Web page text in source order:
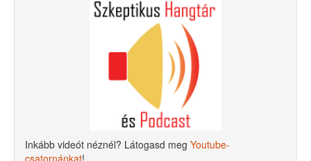
Inkább videót néznél? Látogasd meg Youtube-
csatornánkat!